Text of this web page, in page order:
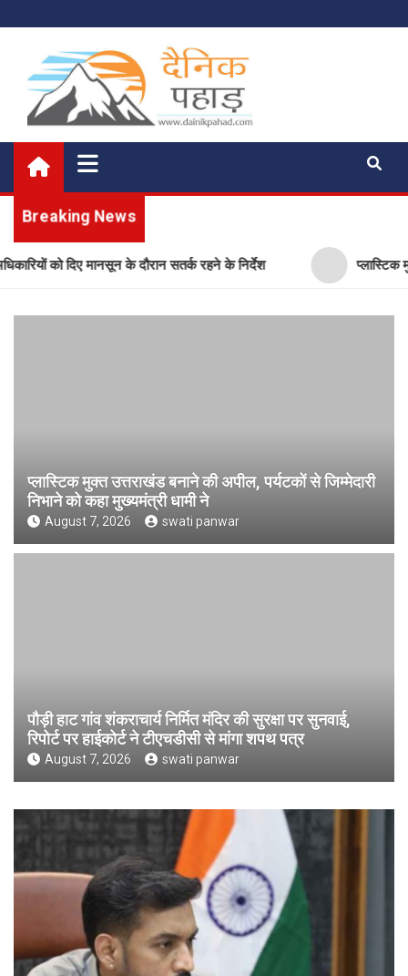
to
content
दैनिक पहाड़
News of the Day
Breaking News
के दौरान सतर्क रहने के निर्देश प्लास्टिक मुक्त उत्तराखंड
प्लास्टिक मुक्त उत्तराखंड बनाने की अपील, पर्यटकों से जिम्मेदारी
निभाने को कहा मुख्यमंत्री धामी ने
August 7, 2026 swati panwar
पौड़ी हाट गांव शंकराचार्य निर्मित मंदिर की सुरक्षा पर सुनवाई,
रिपोर्ट पर हाईकोर्ट ने टीएचडीसी से मांगा शपथ पत्र
August 7, 2026 swati panwar